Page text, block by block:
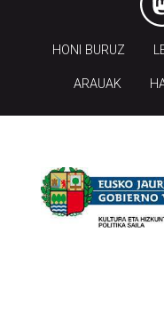
HONI BURUZ
ARAUAK